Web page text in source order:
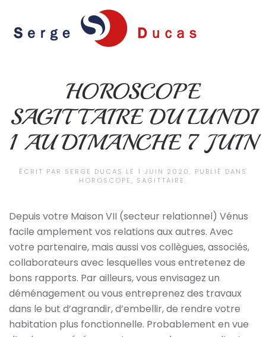
Skip to main content
HOROSCOPE
SAGITTAIRE DU LUNDI
1 AU DIMANCHE 7 JUIN
ÉCRIT PAR SERGE DUCAS LE 1 JUIN 2020 . PUBLIÉ DANS
HOROSCOPE, SAGITTAIRE .
Depuis votre Maison VII (secteur relationnel) Vénus
facile amplement vos relations aux autres. Avec
votre partenaire, mais aussi vos collègues, associés,
collaborateurs avec lesquelles vous entretenez de
bons rapports. Par ailleurs, vous envisagez un
déménagement ou vous entreprenez des travaux
dans le but d’agrandir, d’embellir, de rendre votre
habitation plus fonctionnelle. Probablement en vue